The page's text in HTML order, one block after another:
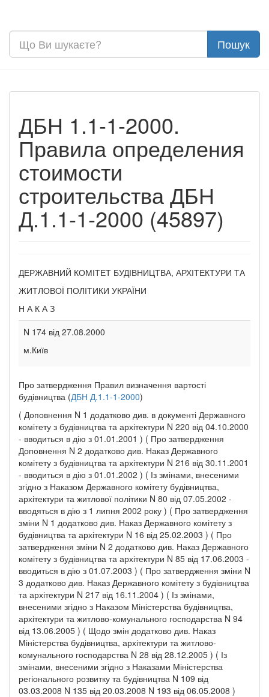
ДБН 1.1-1-2000.
Правила определения
стоимости
строительства ДБН
Д.1.1-1-2000 (45897)
ДЕРЖАВНИЙ КОМІТЕТ БУДІВНИЦТВА, АРХІТЕКТУРИ ТА
ЖИТЛОВОЇ ПОЛІТИКИ УКРАЇНИ
Н А К А З
N 174 від 27.08.2000
м.Київ
Про затвердження Правил визначення вартості
будівництва (ДБН Д.1.1-1-2000)
( Доповнення N 1 додатково див. в документі Державного
комітету з будівництва та архітектури N 220 від 04.10.2000
- вводиться в дію з 01.01.2001 ) ( Про затвердження
Доповнення N 2 додатково див. Наказ Державного
комітету з будівництва та архітектури N 216 від 30.11.2001
- вводиться в дію з 01.01.2002 ) ( Із змінами, внесеними
згідно з Наказом Державного комітету будівництва,
архітектури та житлової політики N 80 від 07.05.2002 -
вводяться в дію з 1 липня 2002 року ) ( Про затвердження
зміни N 1 додатково див. Наказ Державного комітету з
будівництва та архітектури N 16 від 25.02.2003 ) ( Про
затвердження зміни N 2 додатково див. Наказ Державного
комітету з будівництва та архітектури N 85 від 17.06.2003 -
вводиться в дію з 01.07.2003 ) ( Про затвердження зміни N
3 додатково див. Наказ Державного комітету з будівництва
та архітектури N 217 від 16.11.2004 ) ( Із змінами,
внесеними згідно з Наказом Міністерства будівництва,
архітектури та житлово-комунального господарства N 94
від 13.06.2005 ) ( Щодо змін додатково див. Наказ
Міністерства будівництва, архітектури та житлово-
комунального господарства N 28 від 28.12.2005 ) ( Із
змінами, внесеними згідно з Наказами Міністерства
регіонального розвитку та будівництва N 109 від
03.03.2008 N 135 від 20.03.2008 N 193 від 06.05.2008 )